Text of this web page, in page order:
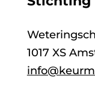
1017 XS